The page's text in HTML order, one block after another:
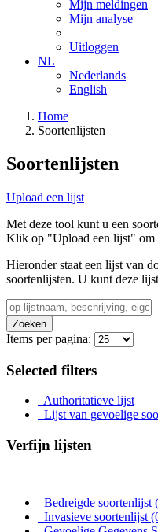
Mijn meldingen
Mijn analyse
Uitloggen
NL
Nederlands
English
Home
Soortenlijsten
Soortenlijsten
Upload een lijst
Met deze tool kunt u een
Klik op "Upload een lijst" om
Hieronder staat een lijst van
soortenlijsten. U kunt deze
Zoeken
Items per pagina:
Selected filters
Authoritatieve lijst
Lijst van gevoelige
Verfijn lijsten
Bedreigde soortenlijst
Invasieve soortenlijst